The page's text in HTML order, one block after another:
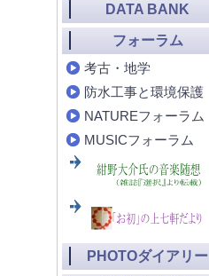
DATA BANK
フォーラム
考古・地学
防水工事と環境保護
NATUREフォーラム
MUSICフォーラム
PHOTOダイアリー